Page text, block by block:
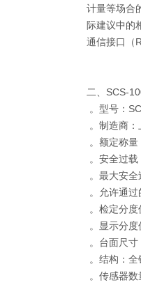
计量等场合
际建议中的
通信接口（
二、SCS-
。型号：
。制造商
。额定称
。安全过
。最大安
。允许通
。检定分
。显示分
。台面尺
。结构：全
。传感器